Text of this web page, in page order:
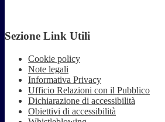
Sezione Link Utili
Cookie policy
Note legali
Informativa Privacy
Ufficio Relazioni con il Pubblico
Dichiarazione di accessibilità
Obiettivi di accessibilità